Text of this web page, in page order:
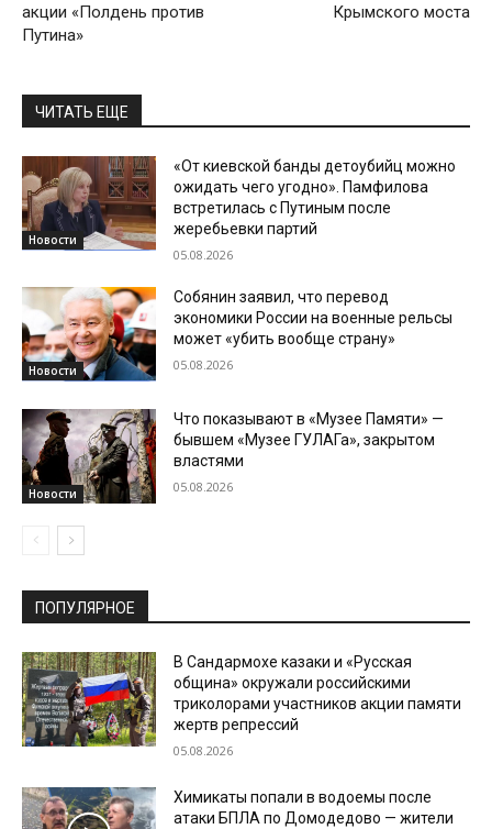
акции «Полдень против
Путина»
Крымского моста
ЧИТАТЬ ЕЩЕ
Новости
«От киевской банды детоубийц можно
ожидать чего угодно». Памфилова
встретилась с Путиным после
жеребьевки партий
05.08.2026
Новости
Собянин заявил, что перевод
экономики России на военные рельсы
может «убить вообще страну»
05.08.2026
Новости
Что показывают в «Музее Памяти» —
бывшем «Музее ГУЛАГа», закрытом
властями
05.08.2026
ПОПУЛЯРНОЕ
В Сандармохе казаки и «Русская
община» окружали российскими
триколорами участников акции памяти
жертв репрессий
05.08.2026
Химикаты попали в водоемы после
атаки БПЛА по Домодедово — жители